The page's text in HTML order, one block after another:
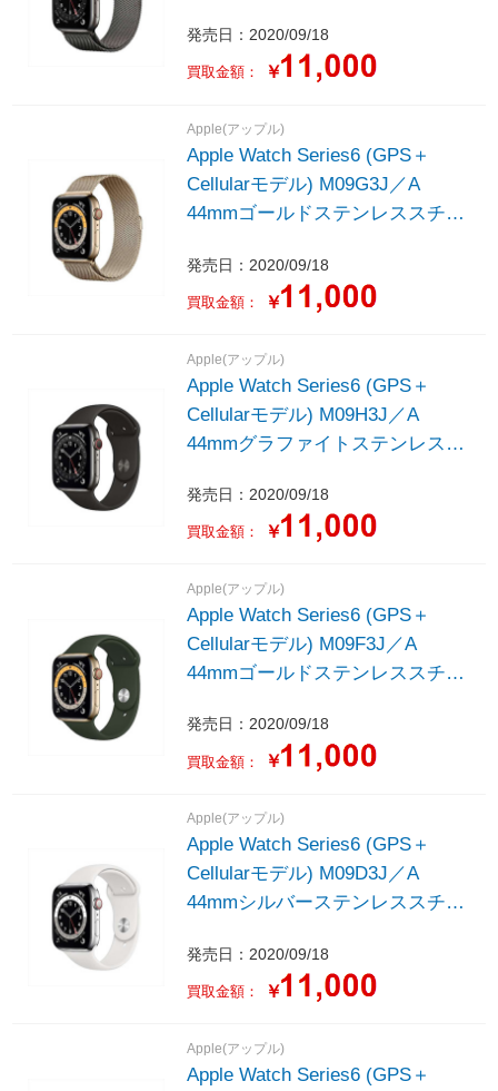
ネーゼループ
発売日：2020/09/18
買取金額： ￥
Apple(アップル)
Apple Watch Series6 (GPS＋
Cellularモデル) M09G3J／A
44mmゴールドステンレススチー
ープ
発売日：2020/09/18
買取金額： ￥
Apple(アップル)
Apple Watch Series6 (GPS＋
Cellularモデル) M09H3J／A
44mmグラファイトステンレスス
バンド - レギュラー
発売日：2020/09/18
買取金額： ￥
Apple(アップル)
Apple Watch Series6 (GPS＋
Cellularモデル) M09F3J／A
44mmゴールドステンレススチー
ーツバンド - レギュラー
発売日：2020/09/18
買取金額： ￥
Apple(アップル)
Apple Watch Series6 (GPS＋
Cellularモデル) M09D3J／A
44mmシルバーステンレススチー
ド - レギュラー
発売日：2020/09/18
買取金額： ￥
Apple(アップル)
Apple Watch Series6 (GPS＋